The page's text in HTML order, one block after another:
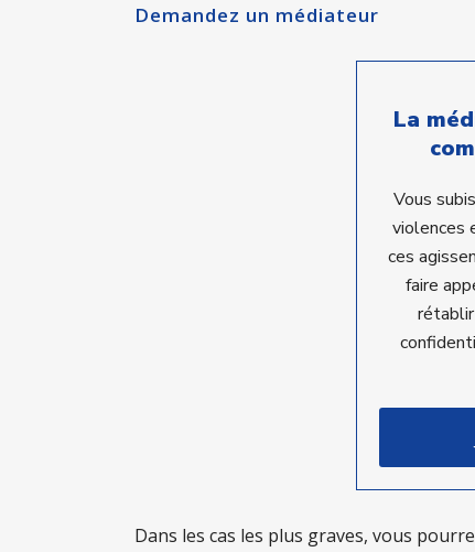
Demandez un médiateur
La
Vous
violences
ces
faire
Dans les cas les plus graves, vous